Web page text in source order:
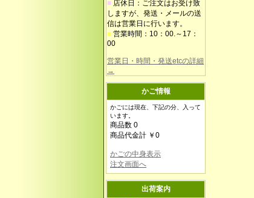
■ 店休日：ご注文はお受け致
しますが、発送・メールの送
信は営業日に行います。
■ 営業時間：10：00.～17：
00
営業日・時間・発送etcの詳細
→
かご情報
かごには現在、下記の分、入って
います。
商品数 0
商品代金計 ￥0
かごの中身表示
注文画面へ
出荷案内